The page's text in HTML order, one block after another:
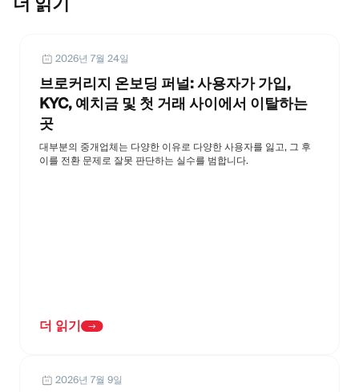
2026년 7월 24일
브로커리지 온보딩 퍼널: 사용자가 가입,
KYC, 예치금 및 첫 거래 사이에서 이탈하는
곳
대부분의 중개업체는 다양한 이유로 다양한 사용자를 잃고, 그 후
이를 전환 문제로 잘못 판단하는 실수를 범합니다.
더 읽기
2026년 7월 9일